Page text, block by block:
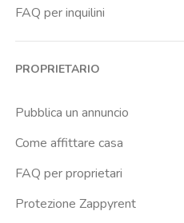
FAQ per inquilini
PROPRIETARIO
Pubblica un annuncio
Come affittare casa
FAQ per proprietari
Protezione Zappyrent